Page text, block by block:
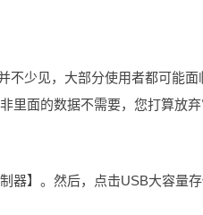
不少见，大部分使用者都可能
里面的数据不需要，您打算放
器】。然后，点击USB大容量